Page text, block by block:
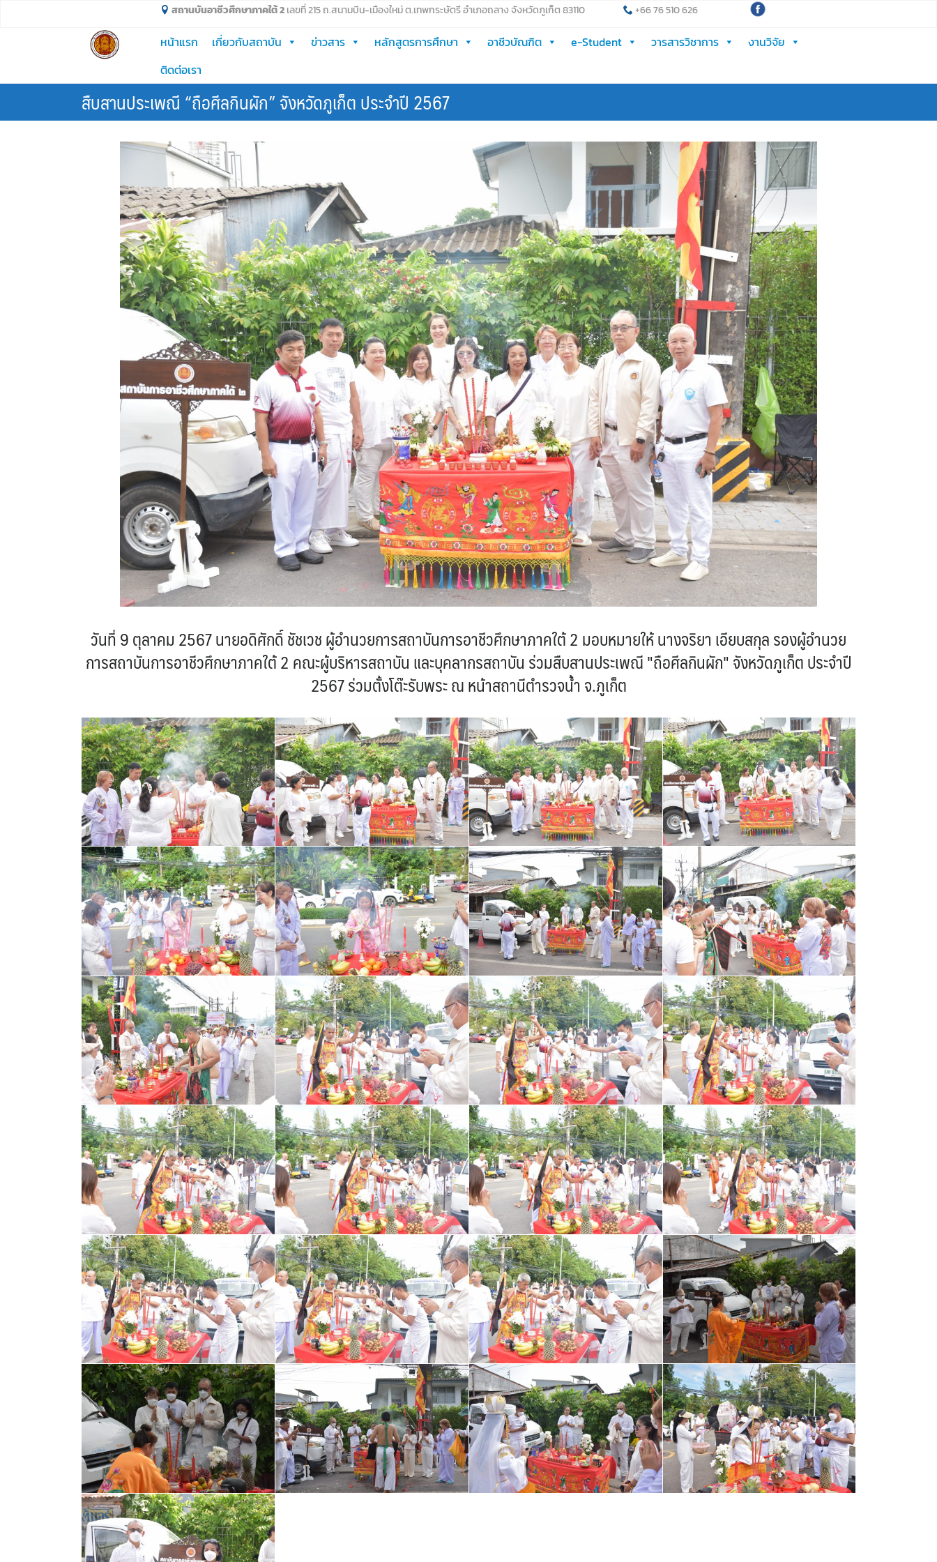
สถานบันอาชีวศึกษาภาคใต้ 2เลขที่ 215 ถ.สนามบิน-เมืองใหม่ ต.เทพกระษัตรี อำเภอถลาง จังหวัดภูเก็ต 83110 +66 76 510 626
หน้าแรก เกี่ยวกับสถาบัน ข่าวสาร หลักสูตรการศึกษา อาชีวบัณฑิต e-Student วารสารวิชาการ
งานวิจัย
ติดต่อเรา
สืบสานประเพณี “ถือศีลกินผัก” จังหวัดภูเก็ต ประจำปี 2567
วันที่ 9 ตุลาคม 2567 นายอดิศักดิ์ ชัชเวช ผู้อำนวยการสถาบันการอาชีวศึกษาภาคใต้ 2 มอบหมายให้ นางจริยา เอียบสกุล รองผู้อำนวย
การสถาบันการอาชีวศึกษาภาคใต้ 2 คณะผู้บริหารสถาบัน และบุคลากรสถาบัน ร่วมสืบสานประเพณี "ถือศีลกินผัก" จังหวัดภูเก็ต ประจำปี
2567 ร่วมตั้งโต๊ะรับพระ ณ หน้าสถานีตำรวจน้ำ จ.ภูเก็ต